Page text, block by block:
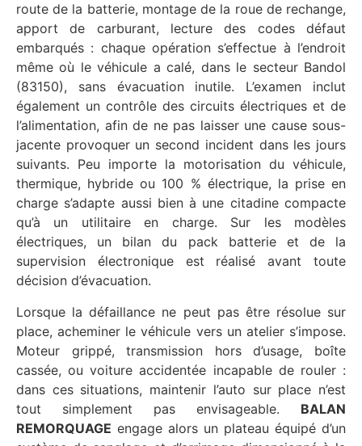
route de la batterie, montage de la roue de rechange,
apport de carburant, lecture des codes défaut
embarqués : chaque opération s’effectue à l’endroit
même où le véhicule a calé, dans le secteur Bandol
(83150), sans évacuation inutile. L’examen inclut
également un contrôle des circuits électriques et de
l’alimentation, afin de ne pas laisser une cause sous-
jacente provoquer un second incident dans les jours
suivants. Peu importe la motorisation du véhicule,
thermique, hybride ou 100 % électrique, la prise en
charge s’adapte aussi bien à une citadine compacte
qu’à un utilitaire en charge. Sur les modèles
électriques, un bilan du pack batterie et de la
supervision électronique est réalisé avant toute
décision d’évacuation.
Lorsque la défaillance ne peut pas être résolue sur
place, acheminer le véhicule vers un atelier s’impose.
Moteur grippé, transmission hors d’usage, boîte
cassée, ou voiture accidentée incapable de rouler :
dans ces situations, maintenir l’auto sur place n’est
tout simplement pas envisageable. BALAN
REMORQUAGE engage alors un plateau équipé d’un